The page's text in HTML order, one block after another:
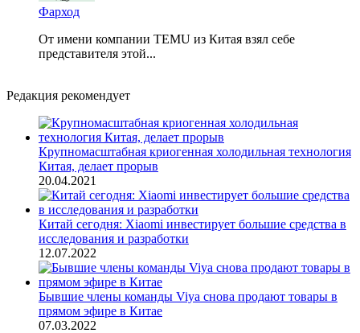
Фарход
От имени компании TEMU из Китая взял себе
представителя этой...
Редакция рекомендует
Крупномасштабная криогенная холодильная технология
Китая, делает прорыв
20.04.2021
Китай сегодня: Xiaomi инвестирует большие средства в
исследования и разработки
12.07.2022
Бывшие члены команды Viya снова продают товары в
прямом эфире в Китае
07.03.2022